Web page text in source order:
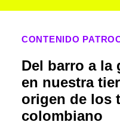
CONTENIDO
Del barro a la
en nuestra
origen de los
colombiano